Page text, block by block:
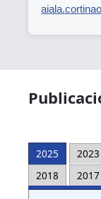
2025 2023
2018
2017